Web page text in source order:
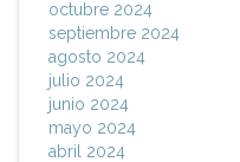
octubre 2024
septiembre 2024
agosto 2024
julio 2024
junio 2024
mayo 2024
abril 2024